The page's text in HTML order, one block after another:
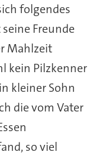
folgendes
Freunde
Mahlzeit
kein Pilzkenner
kleiner Sohn
die vom Vater
so viel